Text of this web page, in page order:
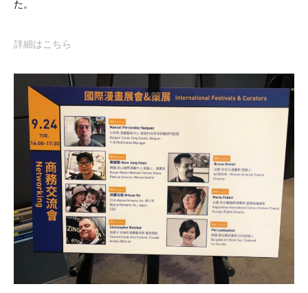
た。
詳細はこちら